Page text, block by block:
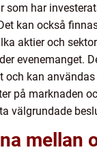
som har
kan också
aktier och
evenemanget.
och kan
på marknaden
välgrundade
mellan